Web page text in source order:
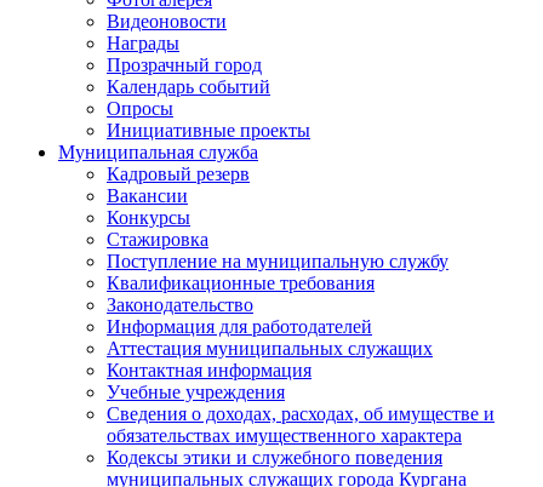
Видеоновости
Награды
Прозрачный город
Календарь событий
Опросы
Инициативные проекты
Муниципальная служба
Кадровый резерв
Вакансии
Конкурсы
Стажировка
Поступление на муниципальную службу
Квалификационные требования
Законодательство
Информация для работодателей
Аттестация муниципальных служащих
Контактная информация
Учебные учреждения
Сведения о доходах, расходах, об имуществе и
обязательствах имущественного характера
Кодексы этики и служебного поведения
муниципальных служащих города Кургана